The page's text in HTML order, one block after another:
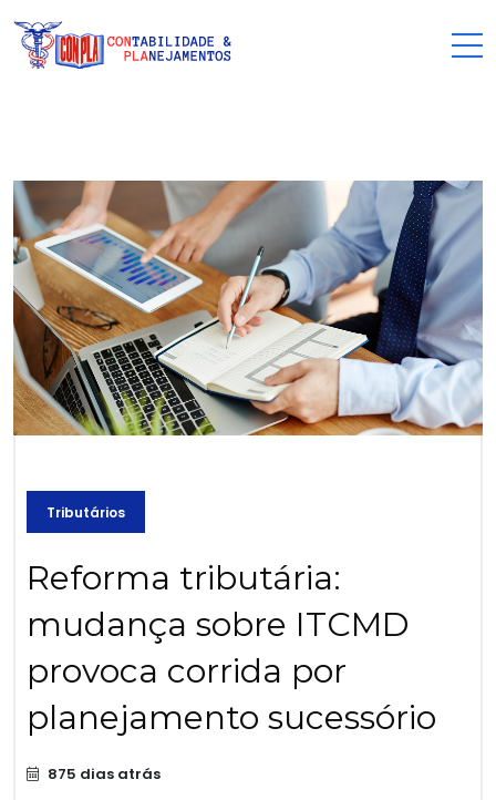
Tributários
Reforma tributária:
mudança sobre ITCMD
provoca corrida por
planejamento sucessório
875 dias atrás